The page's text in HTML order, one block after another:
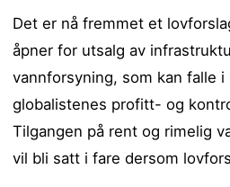
Det er nå fremmet et
åpner for utsalg av
vannforsyning, som kan falle i
globalistenes profitt- og
Tilgangen på rent og rimelig
vil bli satt i fare dersom